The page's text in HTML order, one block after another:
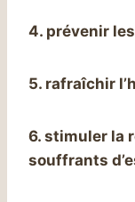
4. prévenir
5. rafraîchir
6. stimuler la
souffrants